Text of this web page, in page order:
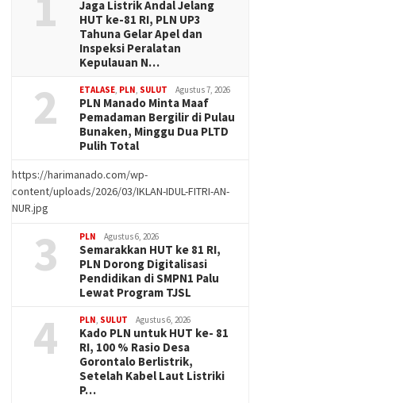
Jaga Listrik Andal Jelang
HUT ke-81 RI, PLN UP3
Tahuna Gelar Apel dan
Inspeksi Peralatan
Kepulauan N…
2 ETALASE PLN SULUT Agustus 7, 2026
PLN Manado Minta Maaf
Pemadaman Bergilir di Pulau
Bunaken, Minggu Dua PLTD
Pulih Total
https://harimanado.com/wp-
content/uploads/2026/03/IKLAN-IDUL-FITRI-AN-
NUR.jpg
3 PLN Agustus 6, 2026
Semarakkan HUT ke 81 RI,
PLN Dorong Digitalisasi
Pendidikan di SMPN1 Palu
Lewat Program TJSL
4 PLN SULUT Agustus 6, 2026
Kado PLN untuk HUT ke- 81
RI, 100 % Rasio Desa
Gorontalo Berlistrik,
Setelah Kabel Laut Listriki
P…